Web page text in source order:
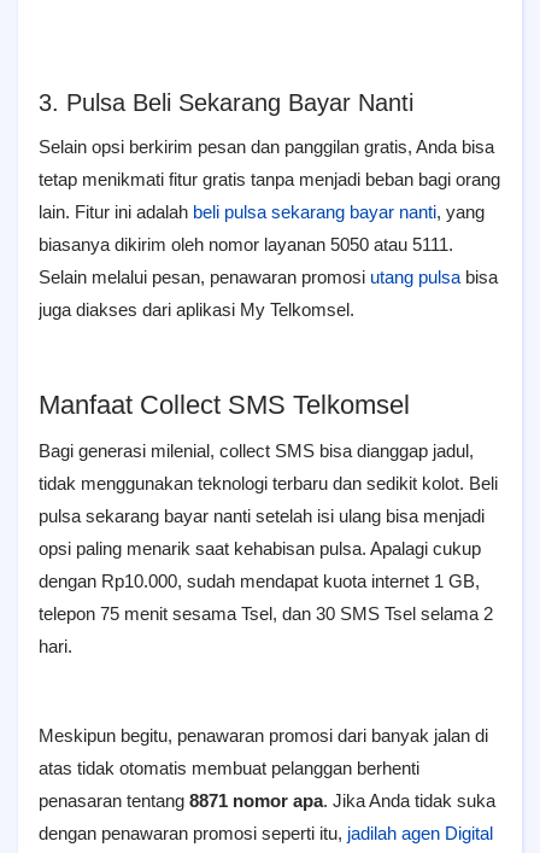
3. Pulsa Beli Sekarang Bayar Nanti
Selain opsi berkirim pesan dan panggilan gratis, Anda bisa
tetap menikmati fitur gratis tanpa menjadi beban bagi orang
lain. Fitur ini adalah beli pulsa sekarang bayar nanti, yang
biasanya dikirim oleh nomor layanan 5050 atau 5111.
Selain melalui pesan, penawaran promosi utang pulsa bisa
juga diakses dari aplikasi My Telkomsel.
Manfaat Collect SMS Telkomsel
Bagi generasi milenial, collect SMS bisa dianggap jadul,
tidak menggunakan teknologi terbaru dan sedikit kolot. Beli
pulsa sekarang bayar nanti setelah isi ulang bisa menjadi
opsi paling menarik saat kehabisan pulsa. Apalagi cukup
dengan Rp10.000, sudah mendapat kuota internet 1 GB,
telepon 75 menit sesama Tsel, dan 30 SMS Tsel selama 2
hari.
Meskipun begitu, penawaran promosi dari banyak jalan di
atas tidak otomatis membuat pelanggan berhenti
penasaran tentang 8871 nomor apa. Jika Anda tidak suka
dengan penawaran promosi seperti itu, jadilah agen Digital